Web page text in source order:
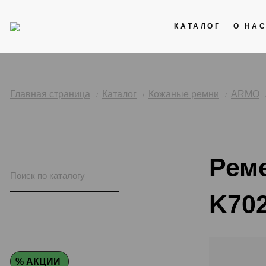
КАТАЛОГ О НАС
Главная страница Каталог Кожаные ремни ARMO
% АКЦИИ